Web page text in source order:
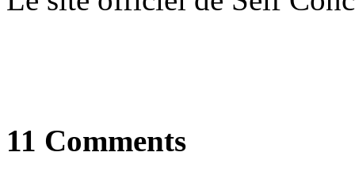
11 Comments